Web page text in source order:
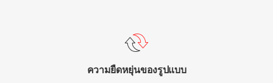
ความยืดหยุ่นของรูปแบบ